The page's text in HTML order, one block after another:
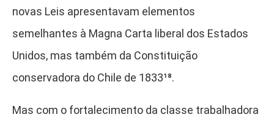
novas Leis apresentavam elementos
semelhantes à Magna Carta liberal dos Estados
Unidos, mas também da Constituição
conservadora do Chile de 1833¹⁸.
Mas com o fortalecimento da classe trabalhadora